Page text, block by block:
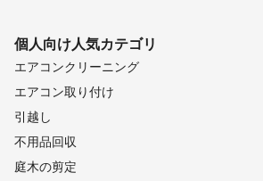
個人向け人気カテゴリ
エアコンクリーニング
エアコン取り付け
引越し
不用品回収
庭木の剪定